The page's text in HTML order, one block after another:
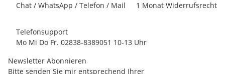
Chat / WhatsApp / Telefon / Mail
1 Monat Widerrufsrecht
Telefonsupport
Mo Mi Do Fr. 02838-8389051 10-13 Uhr
Newsletter Abonnieren
Bitte senden Sie mir entsprechend Ihrer